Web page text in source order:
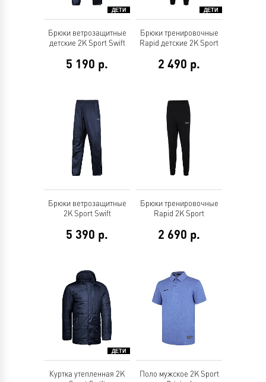
Брюки ветрозащитные
детские 2K Sport Swift
5 190 р.
Брюки тренировочные
Rapid детские 2K Sport
2 490 р.
Брюки ветрозащитные
2K Sport Swift
5 390 р.
Брюки тренировочные
Rapid 2K Sport
2 690 р.
Куртка утепленная 2K
Поло мужское 2K Sport